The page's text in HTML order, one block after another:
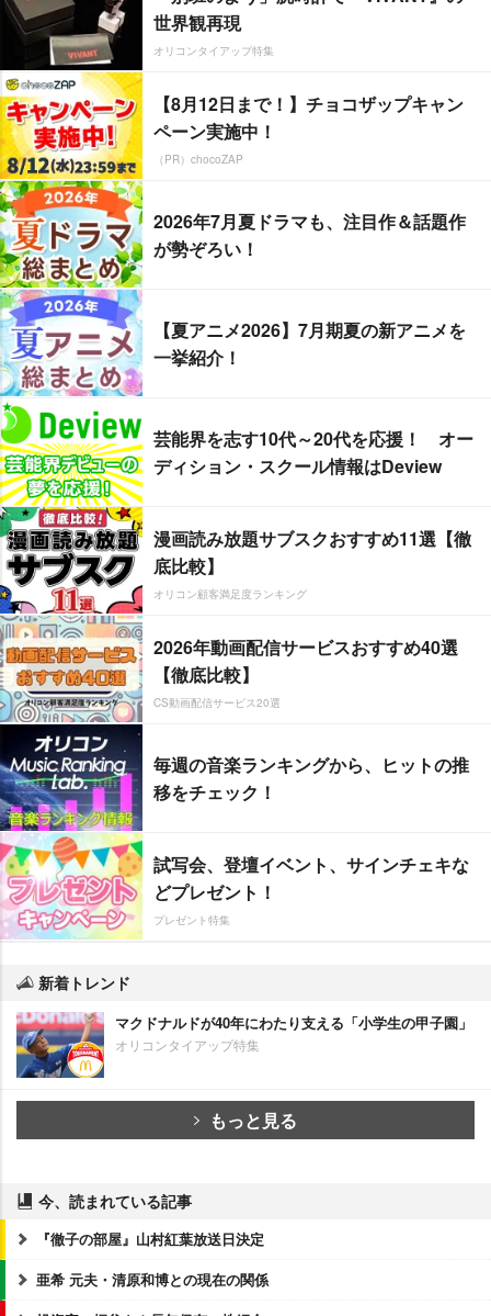
世界観再現
オリコンタイアップ特集
【8月12日まで！】チョコザップキャン
ペーン実施中！
（PR）chocoZAP
2026年7月夏ドラマも、注目作＆話題作
が勢ぞろい！
【夏アニメ2026】7月期夏の新アニメを
一挙紹介！
芸能界を志す10代～20代を応援！ オー
ディション・スクール情報はDeview
漫画読み放題サブスクおすすめ11選【徹
底比較】
オリコン顧客満足度ランキング
2026年動画配信サービスおすすめ40選
【徹底比較】
CS動画配信サービス20選
毎週の音楽ランキングから、ヒットの推
移をチェック！
試写会、登壇イベント、サインチェキな
どプレゼント！
プレゼント特集
新着トレンド
マクドナルドが40年にわたり支える「小学生の甲子園」
オリコンタイアップ特集
もっと見る
今、読まれている記事
『徹子の部屋』山村紅葉放送日決定
亜希 元夫・清原和博との現在の関係